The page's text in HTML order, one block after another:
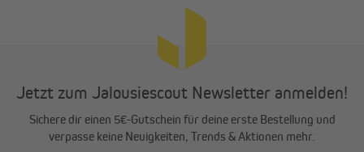
Jetzt zum Jalousiescout Newsletter anmelden!
Sichere dir einen 5€-Gutschein für deine erste Bestellung und
verpasse keine Neuigkeiten, Trends & Aktionen mehr.